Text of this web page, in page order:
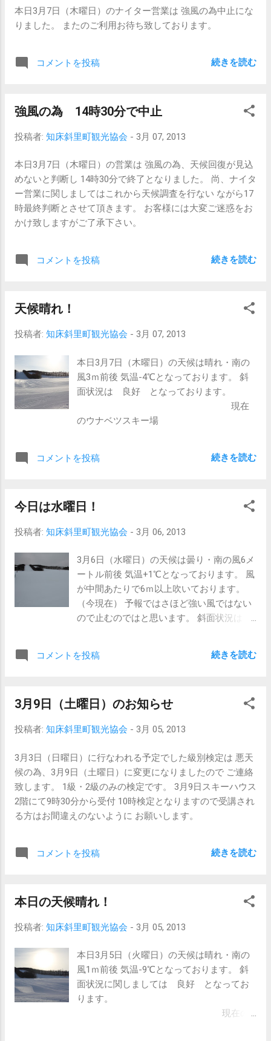
は悪天候で中止だった3日の1級・2級の検定
が 明日になっております。 受講される方は
い。 10日（日曜日）は根室スキー少年団の
シューズケース等は 各自お車にて保管願い
ます。 食堂の席等に関しましてもお互い譲
り合いながら使用して下さい。 皆様方のご
ずは週末天気がどうなるか本当に心配で
す。
本日3月7日（木曜日）のナイター営業は 強風の為中止にな
りました。 またのご利用お待ち致しております。
コメントを投稿 続きを読む
強風の為 14時30分で中止
投稿者: 知床斜里町観光協会 - 3月 07, 2013
本日3月7日（木曜日）の営業は 強風の為、天候回復が見込
めないと判断し 14時30分で終了となりました。 尚、ナイタ
ー営業に関しましてはこれから天候調査を行ない ながら17
時最終判断とさせて頂きます。 お客様には大変ご迷惑をお
かけ致しますがご了承下さい。
コメントを投稿 続きを読む
天候晴れ！
投稿者: 知床斜里町観光協会 - 3月 07, 2013
本日3月7日（木曜日）の天候は晴れ・南の
風3ｍ前後 気温-4℃となっております。 斜
面状況は 良好 となっております。
現在
のウナベツスキー場
コメントを投稿 続きを読む
今日は水曜日！
投稿者: 知床斜里町観光協会 - 3月 06, 2013
3月6日（水曜日）の天候は曇り・南の風6メ
ートル前後 気温+1℃となっております。 風
が中間あたりで6ｍ以上吹いております。
（今現在） 予報ではさほど強い風ではない
ので止むのではと思います。 斜面状況は
現在
恒例 水曜割引デ-
恒例の水曜割引デ-です。
滑りにいらっしゃって下さい。
コメントを投稿 続きを読む
3月9日（土曜日）のお知らせ
投稿者: 知床斜里町観光協会 - 3月 05, 2013
3月3日（日曜日）に行なわれる予定でした級別検定は 悪天
候の為、3月9日（土曜日）に変更になりましたので ご連絡
致します。 1級・2級のみの検定です。 3月9日スキーハウス
2階にて9時30分から受付 10時検定となりますので受講され
る方はお間違えのないように お願いします。
コメントを投稿 続きを読む
本日の天候晴れ！
投稿者: 知床斜里町観光協会 - 3月 05, 2013
本日3月5日（火曜日）の天候は晴れ・南の
風1ｍ前後 気温-9℃となっております。 斜
面状況に関しましては 良好 となってお
ります。
現在の